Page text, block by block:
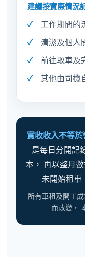
建議按實際情況
工作期間的
清潔及個人
前往取車及
其他由司機
實收收入不等於
是每日分開記
本， 再以整月
未開始租車
所有車租及開工
而改變，